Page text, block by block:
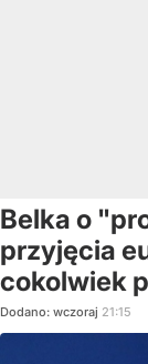
Belka o
przyjęcia
cokolwiek
Dodano: wczoraj 21:15